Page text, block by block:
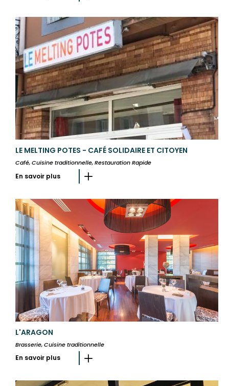
LE MELTING POTES - CAFÉ SOLIDAIRE ET CITOYEN
Café, Cuisine traditionnelle, Restauration Rapide
En savoir plus
L'ARAGON
Brasserie, Cuisine traditionnelle
En savoir plus